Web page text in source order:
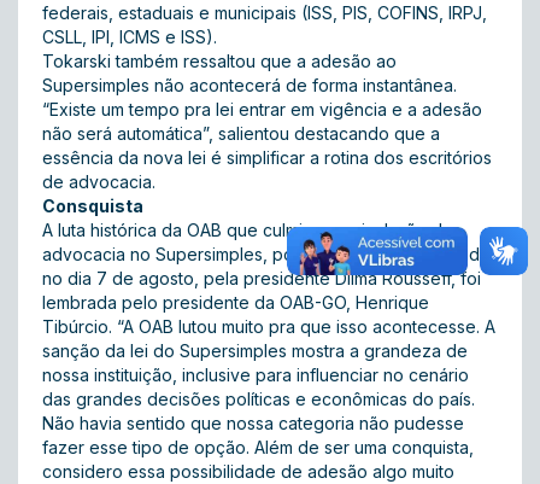
federais, estaduais e municipais (ISS, PIS, COFINS, IRPJ,
CSLL, IPI, ICMS e ISS).
Tokarski também ressaltou que a adesão ao
Supersimples não acontecerá de forma instantânea.
“Existe um tempo pra lei entrar em vigência e a adesão
não será automática”, salientou destacando que a
essência da nova lei é simplificar a rotina dos escritórios
de advocacia.
Consquista
A luta histórica da OAB que culminou na inclusão da
advocacia no Supersimples, por meio de lei sancionada
no dia 7 de agosto, pela presidente Dilma Rousseff, foi
lembrada pelo presidente da OAB-GO, Henrique
Tibúrcio. “A OAB lutou muito pra que isso acontecesse. A
sanção da lei do Supersimples mostra a grandeza de
nossa instituição, inclusive para influenciar no cenário
das grandes decisões políticas e econômicas do país.
Não havia sentido que nossa categoria não pudesse
fazer esse tipo de opção. Além de ser uma conquista,
considero essa possibilidade de adesão algo muito